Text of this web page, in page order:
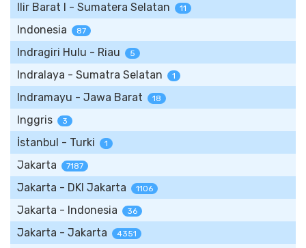
Ilir Barat I - Sumatera Selatan 11
Indonesia 87
Indragiri Hulu - Riau 5
Indralaya - Sumatra Selatan 1
Indramayu - Jawa Barat 18
Inggris 3
İstanbul - Turki 1
Jakarta 7187
Jakarta - DKI Jakarta 1106
Jakarta - Indonesia 36
Jakarta - Jakarta 4351